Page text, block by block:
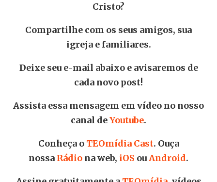
Cristo?
Compartilhe com os seus amigos, sua
igreja e familiares.
Deixe seu e-mail abaixo e avisaremos de
cada novo post!
Assista essa mensagem em vídeo no nosso
canal deYoutube.
Conheça o TEOmídia Cast. Ouça
nossa Rádio na web, iOS ouAndroid.